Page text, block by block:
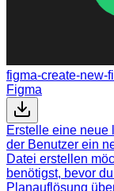
figma-create-new-
Figma
Erstelle eine neue
der Benutzer ein
Datei erstellen
benötigst, bevor
Planauflösung